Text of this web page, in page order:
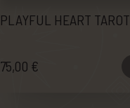
PLAYFUL HEART TAROT
75,00 €